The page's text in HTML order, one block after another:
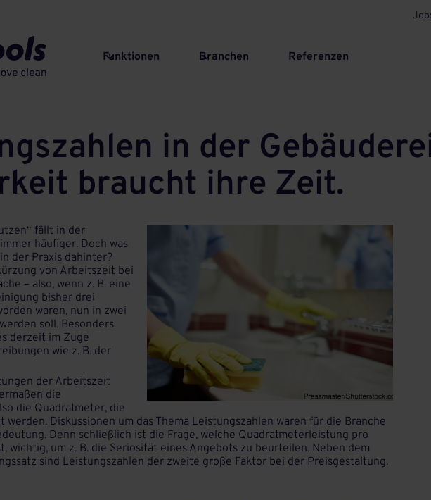
Funktionen Branchen Referenzen
in der
braucht ihre Zeit.
fällt in der
häufiger. Doch was
der Praxis dahinter?
von Arbeitszeit bei
– also, wenn z. B. eine
bisher drei
waren, nun in zwei
soll. Besonders
derzeit im Zuge
wie z. B. der
der Arbeitszeit
die
die Quadratmeter, die
Diskussionen um das Thema Leistungszahlen waren für die Branche
Denn schließlich ist die Frage, welche Quadratmeterleistung pro
wichtig, um z. B. die Seriosität eines Angebots zu beurteilen. Neben dem
sind Leistungszahlen der zweite große Faktor bei der Preisgestaltung.